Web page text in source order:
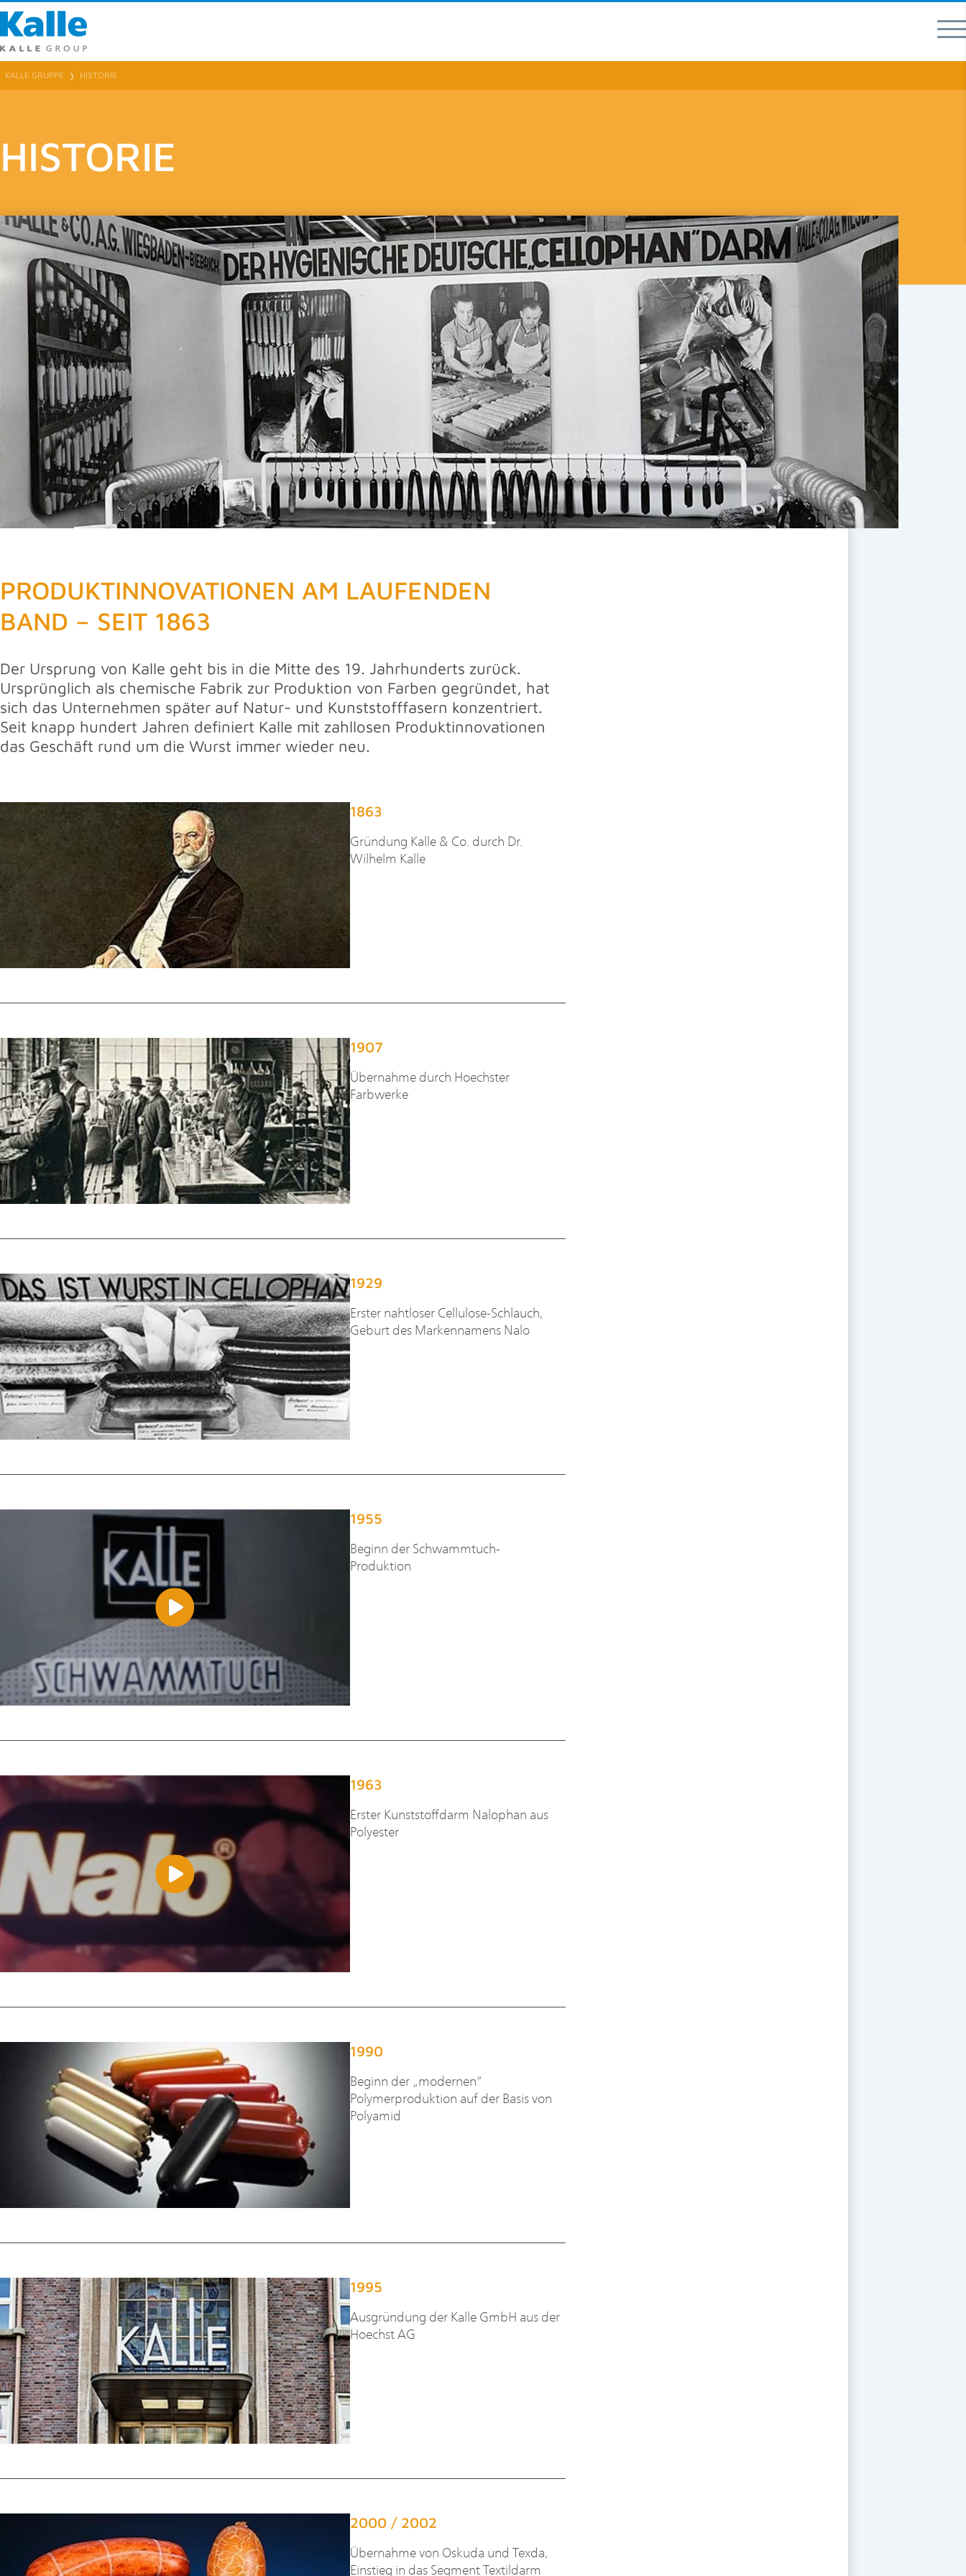
Rheingaustraße 190-196
KALLE GRUPPE ❯ HISTORIE
HISTORIE
PRODUKTINNOVATIONEN AM LAUFENDEN
BAND – SEIT 1863
Der Ursprung von Kalle geht bis in die Mitte des 19. Jahrhunderts zurück.
Ursprünglich als chemische Fabrik zur Produktion von Farben gegründet, hat
sich das Unternehmen später auf Natur- und Kunststofffasern konzentriert.
Seit knapp hundert Jahren definiert Kalle mit zahllosen Produktinnovationen
das Geschäft rund um die Wurst immer wieder neu.
1863
Gründung Kalle & Co. durch Dr.
Wilhelm Kalle
1907
Übernahme durch Hoechster
Farbwerke
1929
Erster nahtloser Cellulose-Schlauch,
Geburt des Markennamens Nalo
1955
Beginn der Schwammtuch-
Produktion
1963
Erster Kunststoffdarm Nalophan aus
Polyester
1990
Beginn der „modernen“
Polymerproduktion auf der Basis von
Polyamid
1995
Ausgründung der Kalle GmbH aus der
Hoechst AG
2000 / 2002
Übernahme von Oskuda und Texda,
Einstieg in das Segment Textildarm